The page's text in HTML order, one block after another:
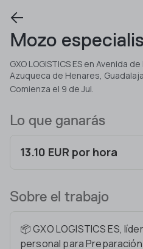
Mozo
GXO LOGISTICS ES en Avenida
Azuqueca de Henares,
Comienza el 9 de Jul.
Lo que ganarás
13.10 EUR por hora
Sobre el trabajo
📦 GXO LOGISTICS ES,
personal para